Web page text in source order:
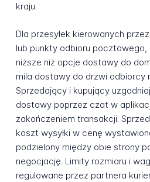
kraju.
Dla przesyłek kierowanych
lub punkty odbioru
niższe niż opcje dostawy do
mila dostawy do drzwi odbiorcy
Sprzedający i kupujący
dostawy poprzez czat w
zakończeniem transakcji.
koszt wysyłki w cenę
podzielony między obie strony
negocjację. Limity rozmiaru i
regulowane przez partnera